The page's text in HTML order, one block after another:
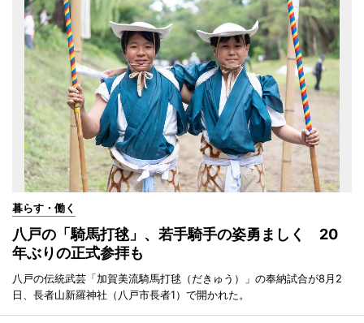
暮らす・働く
八戸の「騎馬打毬」、若手騎手の姿勇ましく 20
年ぶりの正式参拝も
八戸の伝統武芸「加賀美流騎馬打毬（だきゅう）」の奉納試合が8月2
日、長者山新羅神社（八戸市長者1）で開かれた。